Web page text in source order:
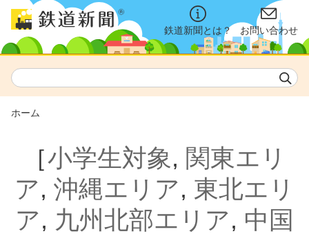
鉄道新聞とは？ お問い合わせ
ホーム
［小学生対象, 関東エリ
ア, 沖縄エリア, 東北エリ
ア, 九州北部エリア, 中国